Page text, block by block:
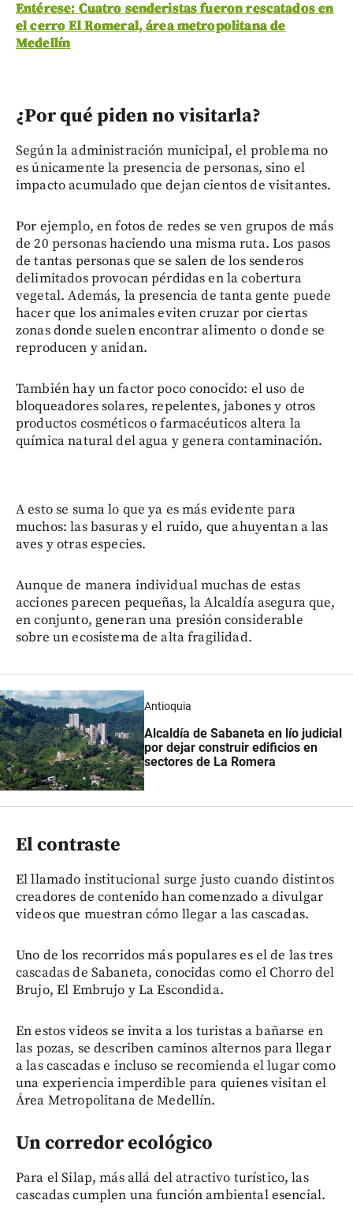
Entérese: Cuatro senderistas fueron rescatados en
el cerro El Romeral, área metropolitana de
Medellín
¿Por qué piden no visitarla?
Según la administración municipal, el problema no
es únicamente la presencia de personas, sino el
impacto acumulado que dejan cientos de visitantes.
Por ejemplo, en fotos de redes se ven grupos de más
de 20 personas haciendo una misma ruta. Los pasos
de tantas personas que se salen de los senderos
delimitados provocan pérdidas en la cobertura
vegetal. Además, la presencia de tanta gente puede
hacer que los animales eviten cruzar por ciertas
zonas donde suelen encontrar alimento o donde se
reproducen y anidan.
También hay un factor poco conocido: el uso de
bloqueadores solares, repelentes, jabones y otros
productos cosméticos o farmacéuticos altera la
química natural del agua y genera contaminación.
A esto se suma lo que ya es más evidente para
muchos: las basuras y el ruido, que ahuyentan a las
aves y otras especies.
Aunque de manera individual muchas de estas
acciones parecen pequeñas, la Alcaldía asegura que,
en conjunto, generan una presión considerable
sobre un ecosistema de alta fragilidad.
Antioquia
Alcaldía de Sabaneta en lío judicial
por dejar construir edificios en
sectores de La Romera
El contraste
El llamado institucional surge justo cuando distintos
creadores de contenido han comenzado a divulgar
videos que muestran cómo llegar a las cascadas.
Uno de los recorridos más populares es el de las tres
cascadas de Sabaneta, conocidas como el Chorro del
Brujo, El Embrujo y La Escondida.
En estos videos se invita a los turistas a bañarse en
las pozas, se describen caminos alternos para llegar
a las cascadas e incluso se recomienda el lugar como
una experiencia imperdible para quienes visitan el
Área Metropolitana de Medellín.
Un corredor ecológico
Para el Silap, más allá del atractivo turístico, las
cascadas cumplen una función ambiental esencial.